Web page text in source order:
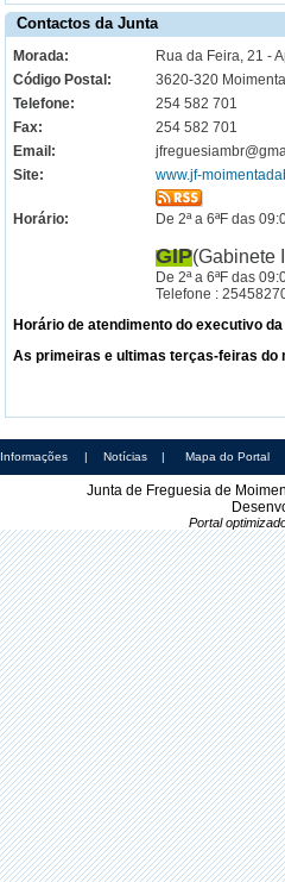
Contactos da Junta
Morada:
Rua da Feira, 21 -
Código Postal:
3620-320
Telefone:
254 582 701
Fax:
254 582 701
Email:
Site:
www.jf-
Horário: De 2ª a 6ªF das
GIP(Gabinete
De 2ª a 6ªF das
Telefone :
Horário de atendimento do executivo
As primeiras e ultimas terças-feiras do
Informações | Notícias | Mapa do Portal
Junta de Freguesia de
Portal